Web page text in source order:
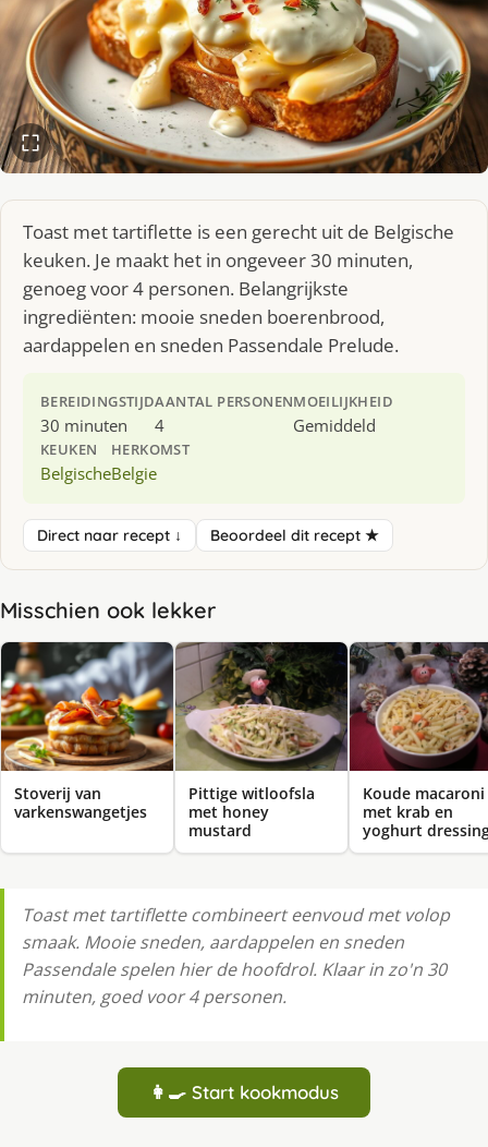
Toast met tartiflette is een gerecht uit de Belgische
keuken. Je maakt het in ongeveer 30 minuten,
genoeg voor 4 personen. Belangrijkste
ingrediënten: mooie sneden boerenbrood,
aardappelen en sneden Passendale Prelude.
BEREIDINGSTIJD
30 minuten
AANTAL PERSONEN
4
MOEILIJKHEID
Gemiddeld
KEUKEN
Belgische
HERKOMST
Belgie
Direct naar recept ↓ Beoordeel dit recept ★
Misschien ook lekker
Stoverij van
varkenswangetjes
Pittige witloofsla
met honey
mustard
Koude macaroni
met krab en
yoghurt
Toast met tartiflette combineert eenvoud met volop
smaak. Mooie sneden, aardappelen en sneden
Passendale spelen hier de hoofdrol. Klaar in zo'n 30
minuten, goed voor 4 personen.
👩‍🍳 Start kookmodus